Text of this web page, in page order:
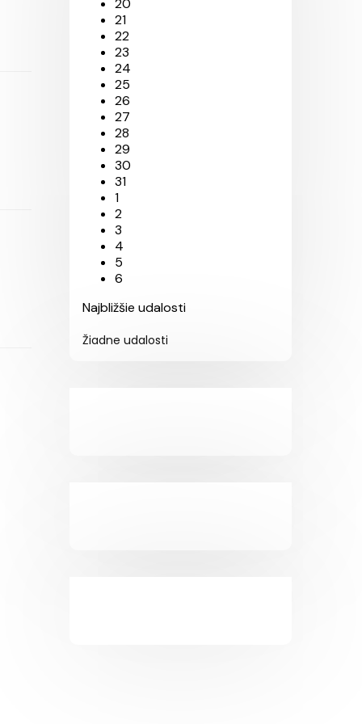
20
21
22
23
24
25
26
27
28
29
30
31
1
2
3
4
5
6
Najbližšie udalosti
Žiadne udalosti